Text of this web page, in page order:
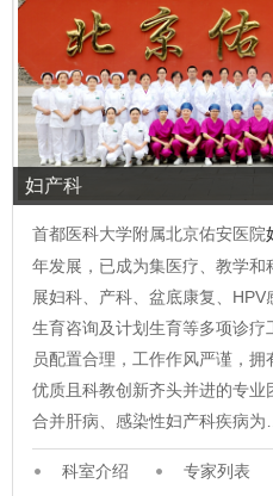
妇产科
首都医科大学附属北京佑安医院
年发展，已成为集医疗、教学
展妇科、产科、盆底康复、HPV
生育咨询及计划生育等多项诊疗
员配置合理，工作作风严谨，
优质且科教创新齐头并进的专
合并肝病、感染性妇产科疾病为…
科室介绍 专家列表